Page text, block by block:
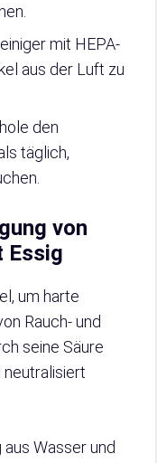
mit HEPA-
aus der Luft zu
den
täglich,
von
Essig
um harte
Rauch- und
seine Säure
neutralisiert
Wasser und